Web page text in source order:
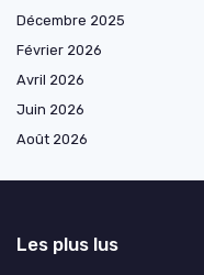
Décembre 2025
Février 2026
Avril 2026
Juin 2026
Août 2026
Les plus lus